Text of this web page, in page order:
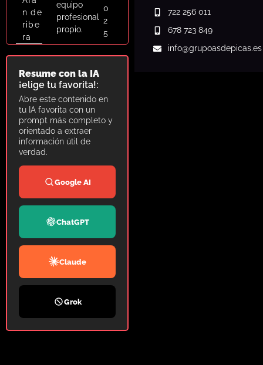
n de
ribe
ra
equipo
profesional
propio.
0
2
5
Resume con la IA
¡elige tu favorita!:
Abre este contenido en
tu IA favorita con un
prompt más completo y
orientado a extraer
información útil de
verdad.
Google AI
ChatGPT
Claude
Grok
722 256 011
678 723 849
info@grupoasdepicas.es